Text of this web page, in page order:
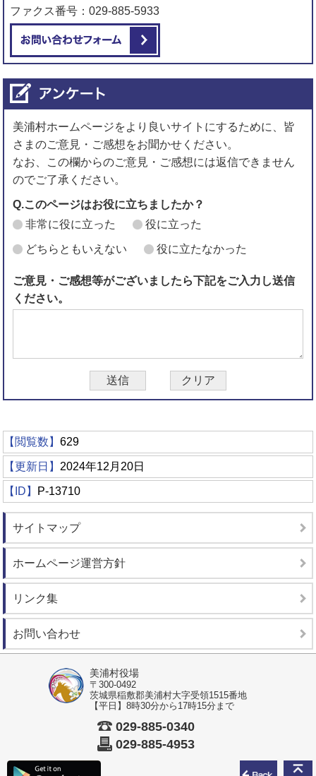
ファクス番号：029-885-5933
美浦村ホームページをより良いサイトにするために、皆
さまのご意見・ご感想をお聞かせください。
なお、この欄からのご意見・ご感想には返信できません
のでご了承ください。
Q.このページはお役に立ちましたか？
非常に役に立った
役に立った
どちらともいえない 役に立たなかった
ご意見・ご感想等がございましたら下記をご入力し送信
ください。
前の
【閲覧数】629
【更新日】 2024年12月20日
【ID】 P-13710
サイトマップ
ホームページ運営方針
リンク集
お問い合わせ
美浦村役場
〒300-0492
茨城県稲敷郡美浦村大字受領1515番地
【平日】8時30分から17時15分まで
029-885-0340
029-885-4953